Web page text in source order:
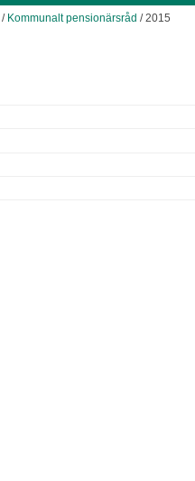
/ Kommunalt pensionärsråd / 2015